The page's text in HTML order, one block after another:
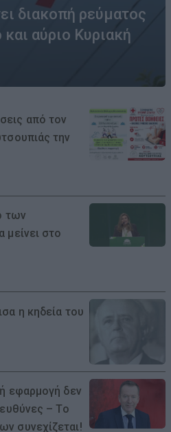
διακοπή ρεύματος
αύριο Κυριακή
από τον
την
των
στο
η κηδεία του
εφαρμογή δεν
– Το
συνεχίζεται!